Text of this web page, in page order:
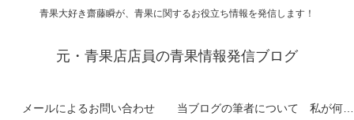
青果大好き齋藤瞬が、青果に関するお役立ち情報を発信します！
元・青果店店員の青果情報発信ブログ
メールによるお問い合わせ 当ブログの筆者について 私が何者なのかを紹介します